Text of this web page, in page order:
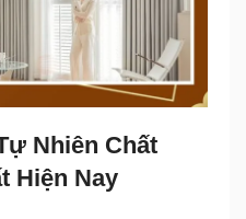
Nhiên Chất
Hiện Nay